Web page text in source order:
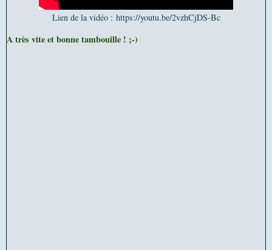
Lien de la vidéo : https://youtu.be/2vzhCjDS-Bc
A très vite et bonne tambouille ! ;-)